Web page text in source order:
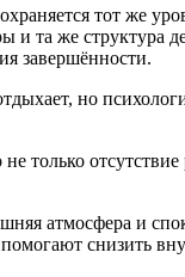
тот же
и та же структура
завершённости.
но
только
снизить